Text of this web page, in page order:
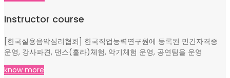
Instructor course
[한국실용음악심리협회] 한국직업능력연구원에 등록된 민간자격증
운영, 강사파견, 댄스(훌라)체험, 악기체험 운영, 공연팀을 운영
know more